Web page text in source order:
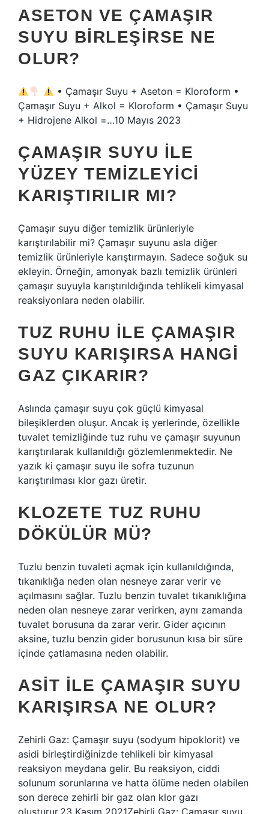
ASETON VE ÇAMAŞIR
SUYU BIRLEŞIRSE NE
OLUR?
• Çamaşır Suyu + Aseton = Kloroform •
Çamaşır Suyu + Alkol = Kloroform • Çamaşır Suyu
+ Hidrojene Alkol =…10 Mayıs 2023
ÇAMAŞIR SUYU ILE
YÜZEY TEMIZLEYICI
KARIŞTIRILIR MI?
Çamaşır suyu diğer temizlik ürünleriyle
karıştırılabilir mi? Çamaşır suyunu asla diğer
temizlik ürünleriyle karıştırmayın. Sadece soğuk su
ekleyin. Örneğin, amonyak bazlı temizlik ürünleri
çamaşır suyuyla karıştırıldığında tehlikeli kimyasal
reaksiyonlara neden olabilir.
TUZ RUHU ILE ÇAMAŞIR
SUYU KARIŞIRSA HANGI
GAZ ÇIKARIR?
Aslında çamaşır suyu çok güçlü kimyasal
bileşiklerden oluşur. Ancak iş yerlerinde, özellikle
tuvalet temizliğinde tuz ruhu ve çamaşır suyunun
karıştırılarak kullanıldığı gözlemlenmektedir. Ne
yazık ki çamaşır suyu ile sofra tuzunun
karıştırılması klor gazı üretir.
KLOZETE TUZ RUHU
DÖKÜLÜR MÜ?
Tuzlu benzin tuvaleti açmak için kullanıldığında,
tıkanıklığa neden olan nesneye zarar verir ve
açılmasını sağlar. Tuzlu benzin tuvalet tıkanıklığına
neden olan nesneye zarar verirken, aynı zamanda
tuvalet borusuna da zarar verir. Gider açıcının
aksine, tuzlu benzin gider borusunun kısa bir süre
içinde çatlamasına neden olabilir.
ASIT ILE ÇAMAŞIR SUYU
KARIŞIRSA NE OLUR?
Zehirli Gaz: Çamaşır suyu (sodyum hipoklorit) ve
asidi birleştirdiğinizde tehlikeli bir kimyasal
reaksiyon meydana gelir. Bu reaksiyon, ciddi
solunum sorunlarına ve hatta ölüme neden olabilen
son derece zehirli bir gaz olan klor gazı
oluşturur.23 Kasım 2021Zehirli Gaz: Çamaşır suyu